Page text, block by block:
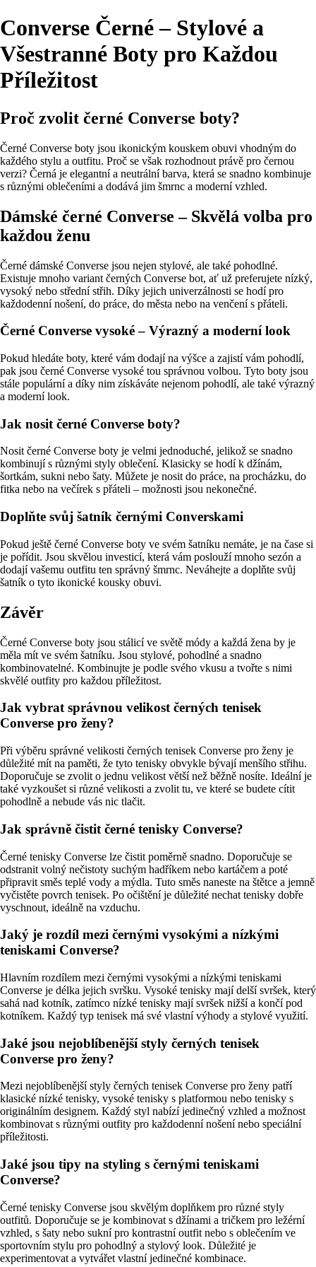
Converse Černé – Stylové a
Všestranné Boty pro Každou
Příležitost
Proč zvolit černé Converse boty?
Černé Converse boty jsou ikonickým kouskem obuvi vhodným do
každého stylu a outfitu. Proč se však rozhodnout právě pro černou
verzi? Černá je elegantní a neutrální barva, která se snadno kombinuje
s různými oblečeními a dodává jim šmrnc a moderní vzhled.
Dámské černé Converse – Skvělá volba pro
každou ženu
Černé dámské Converse jsou nejen stylové, ale také pohodlné.
Existuje mnoho variant černých Converse bot, ať už preferujete nízký,
vysoký nebo střední střih. Díky jejich univerzálnosti se hodí pro
každodenní nošení, do práce, do města nebo na venčení s přáteli.
Černé Converse vysoké – Výrazný a moderní look
Pokud hledáte boty, které vám dodají na výšce a zajistí vám pohodlí,
pak jsou černé Converse vysoké tou správnou volbou. Tyto boty jsou
stále populární a díky nim získáváte nejenom pohodlí, ale také výrazný
a moderní look.
Jak nosit černé Converse boty?
Nosit černé Converse boty je velmi jednoduché, jelikož se snadno
kombinují s různými styly oblečení. Klasicky se hodí k džínám,
šortkám, sukni nebo šaty. Můžete je nosit do práce, na procházku, do
fitka nebo na večírek s přáteli – možnosti jsou nekonečné.
Doplňte svůj šatník černými Converskami
Pokud ještě černé Converse boty ve svém šatníku nemáte, je na čase si
je pořídit. Jsou skvělou investicí, která vám poslouží mnoho sezón a
dodají vašemu outfitu ten správný šmrnc. Neváhejte a doplňte svůj
šatník o tyto ikonické kousky obuvi.
Závěr
Černé Converse boty jsou stálicí ve světě módy a každá žena by je
měla mít ve svém šatníku. Jsou stylové, pohodlné a snadno
kombinovatelné. Kombinujte je podle svého vkusu a tvořte s nimi
skvělé outfity pro každou příležitost.
Jak vybrat správnou velikost černých tenisek
Converse pro ženy?
Při výběru správné velikosti černých tenisek Converse pro ženy je
důležité mít na paměti, že tyto tenisky obvykle bývají menšího střihu.
Doporučuje se zvolit o jednu velikost větší než běžně nosíte. Ideální je
také vyzkoušet si různé velikosti a zvolit tu, ve které se budete cítit
pohodlně a nebude vás nic tlačit.
Jak správně čistit černé tenisky Converse?
Černé tenisky Converse lze čistit poměrně snadno. Doporučuje se
odstranit volný nečistoty suchým hadříkem nebo kartáčem a poté
připravit směs teplé vody a mýdla. Tuto směs naneste na štětce a jemně
vyčistěte povrch tenisek. Po očištění je důležité nechat tenisky dobře
vyschnout, ideálně na vzduchu.
Jaký je rozdíl mezi černými vysokými a nízkými
teniskami Converse?
Hlavním rozdílem mezi černými vysokými a nízkými teniskami
Converse je délka jejich svršku. Vysoké tenisky mají delší svršek, který
sahá nad kotník, zatímco nízké tenisky mají svršek nižší a končí pod
kotníkem. Každý typ tenisek má své vlastní výhody a stylové využití.
Jaké jsou nejoblíbenější styly černých tenisek
Converse pro ženy?
Mezi nejoblíbenější styly černých tenisek Converse pro ženy patří
klasické nízké tenisky, vysoké tenisky s platformou nebo tenisky s
originálním designem. Každý styl nabízí jedinečný vzhled a možnost
kombinovat s různými outfity pro každodenní nošení nebo speciální
příležitosti.
Jaké jsou tipy na styling s černými teniskami
Converse?
Černé tenisky Converse jsou skvělým doplňkem pro různé styly
outfitů. Doporučuje se je kombinovat s džínami a tričkem pro ležérní
vzhled, s šaty nebo sukní pro kontrastní outfit nebo s oblečením ve
sportovním stylu pro pohodlný a stylový look. Důležité je
experimentovat a vytvářet vlastní jedinečné kombinace.